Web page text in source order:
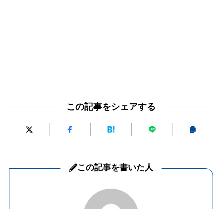
この記事をシェアする
この記事を書いた人